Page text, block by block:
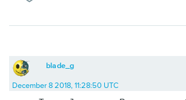
blade_g
December 8 2018, 11:28:50 UTC